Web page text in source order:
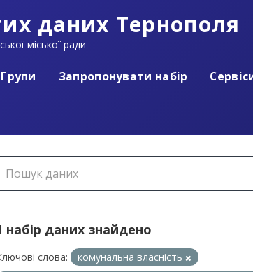
даних Тернополя
міської ради
Групи Запропонувати набір
набір даних знайдено
слова:
комунальна власність